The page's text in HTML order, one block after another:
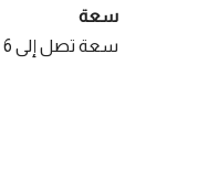
سعة
سعة تصل إلى 6 تيرابايت لكل قرص